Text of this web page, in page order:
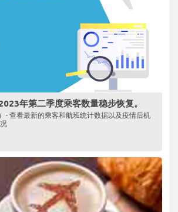
年第二季度乘客数量稳步恢复。
- 查看最新的乘客和航班统计数据以及疫情后机